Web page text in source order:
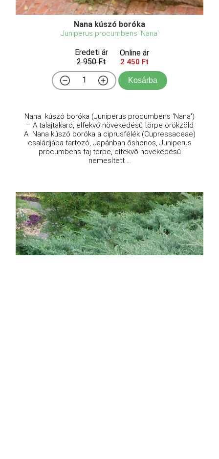
Nana kúszó boróka
Juniperus procumbens 'Nana'
Eredeti ár
2 950 Ft
Online ár
2 450 Ft
Kosárba
Nana kúszó boróka (Juniperus procumbens 'Nana')
– A talajtakaró, elfekvő növekedésű törpe örökzöld
A Nana kúszó boróka a ciprusfélék (Cupressaceae)
családjába tartozó, Japánban őshonos, Juniperus
procumbens faj törpe, elfekvő növekedésű
nemesített ...